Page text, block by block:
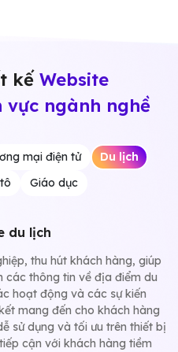
kế Website
ngành nghề
mại điện tử
Du lịch
Giáo dục
du lịch
thu hút khách hàng, giúp
các thông tin về địa điểm du
hoạt động và các sự kiến
mang đến cho khách hàng
sử dụng và tối ưu trên thiết bị
cận với khách hàng tiềm